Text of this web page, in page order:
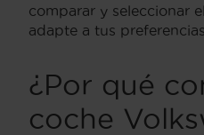
comparar y seleccionar
adapte a tus preferencias.
¿Por qué
coche